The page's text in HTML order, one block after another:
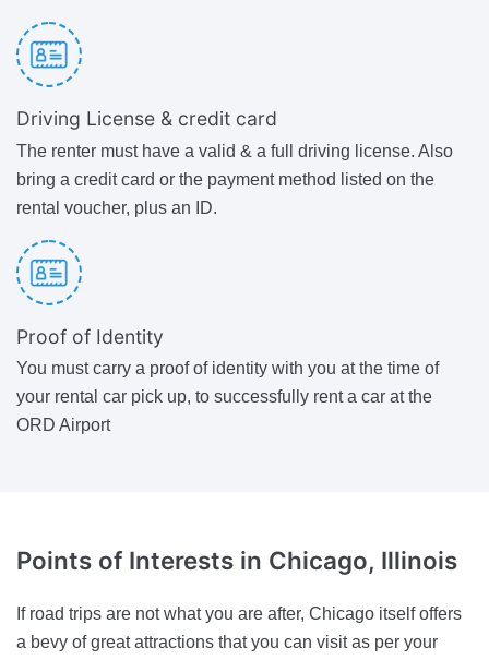
Driving License & credit card
The renter must have a valid & a full driving license. Also
bring a credit card or the payment method listed on the
rental voucher, plus an ID.
Proof of Identity
You must carry a proof of identity with you at the time of
your rental car pick up, to successfully rent a car at the
ORD Airport
Points of Interests in Chicago, Illinois
If road trips are not what you are after, Chicago itself offers
a bevy of great attractions that you can visit as per your